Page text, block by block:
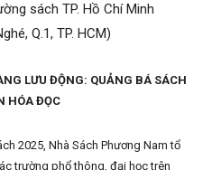
sách TP. Hồ Chí Minh
Q.1, TP. HCM)
LƯU ĐỘNG: QUẢNG BÁ SÁCH
HÓA ĐỌC
2025, Nhà Sách Phương Nam tổ
trường phổ thông, đại học trên